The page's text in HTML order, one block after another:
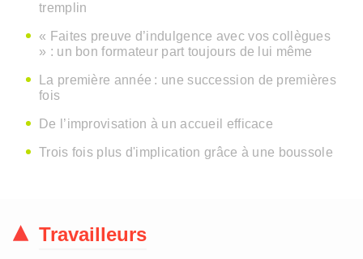
tremplin
« Faites preuve d’indulgence avec vos collègues
» : un bon formateur part toujours de lui même
La première année : une succession de premières
fois
De l’improvisation à un accueil efficace
Trois fois plus d'implication grâce à une boussole
Travailleurs